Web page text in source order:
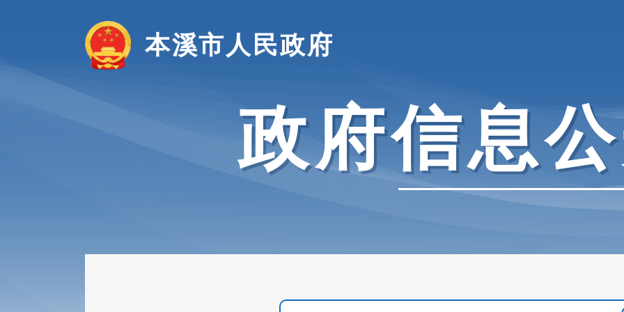
本溪市人民政府
政府信息